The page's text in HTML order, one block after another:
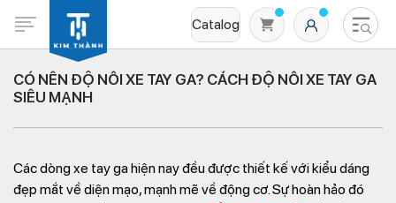
Catalog
CÓ NÊN ĐỘ NỒI XE TAY GA? CÁCH ĐỘ NỒI XE TAY GA
SIÊU MẠNH
Các dòng xe tay ga hiện nay đều được thiết kế với kiểu dáng
đẹp mắt về diện mạo, mạnh mẽ về động cơ. Sự hoàn hảo đó